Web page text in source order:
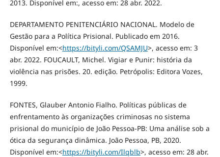
2013. Disponível em:, acesso em: 28 abr. 2022.
DEPARTAMENTO PENITENCIÁRIO NACIONAL. Modelo de
Gestão para a Política Prisional. Publicado em 2016.
Disponível em:<https://bityli.com/QSAMJU>, acesso em: 3
abr. 2022. FOUCAULT, Michel. Vigiar e Punir: história da
violência nas prisões. 20. edição. Petrópolis: Editora Vozes,
1999.
FONTES, Glauber Antonio Fialho. Políticas públicas de
enfrentamento às organizações criminosas no sistema
prisional do município de João Pessoa-PB: Uma análise sob a
ótica da segurança dinâmica. João Pessoa, PB, 2020.
Disponível em:<https://bityli.com/Ilqblb>, acesso em: 28 abr.